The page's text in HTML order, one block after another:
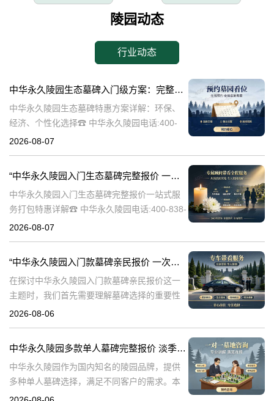
陵园动态
行业动态
中华永久陵园生态墓碑入门级方案：完整报价与一站式服务打包特惠解析
中华永久陵园生态墓碑特惠方案详解：环保、
经济、个性化选择☎ 中华永久陵园电话:400-
838-5063随着人们对身后事的关注度提升，选
2026-08-07
“中华永久陵园入门生态墓碑完整报价 一站式服务打包特惠详解”
中华永久陵园入门生态墓碑完整报价一站式服
务打包特惠详解☎ 中华永久陵园电话:400-838-
5063中华永久陵园作为国内知名的陵园之一，
2026-08-07
“中华永久陵园入门款墓碑亲民报价 一次性付清享折上折：超值优惠与便捷选择的完美结合”
在探讨中华永久陵园入门款墓碑亲民报价这一
主题时，我们首先需要理解墓碑选择的重要性
及其对逝者与生者的影响。墓碑不仅是对逝者
2026-08-06
中华永久陵园多款单人墓碑完整报价 淡季下单直降数千元详解
中华永久陵园作为国内知名的陵园品牌，提供
多种单人墓碑选择，满足不同客户的需求。本
文将详细介绍中华永久陵园多款单人墓碑的完